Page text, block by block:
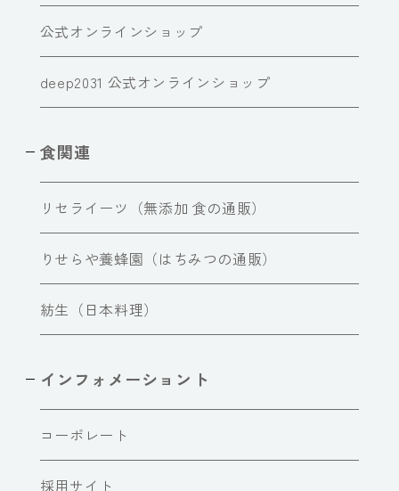
公式オンラインショップ
deep2031 公式オンラインショップ
食関連
リセライーツ（無添加 食の通販）
りせらや養蜂園（はちみつの通販）
紡生（日本料理）
インフォメーショント
コーポレート
採用サイト